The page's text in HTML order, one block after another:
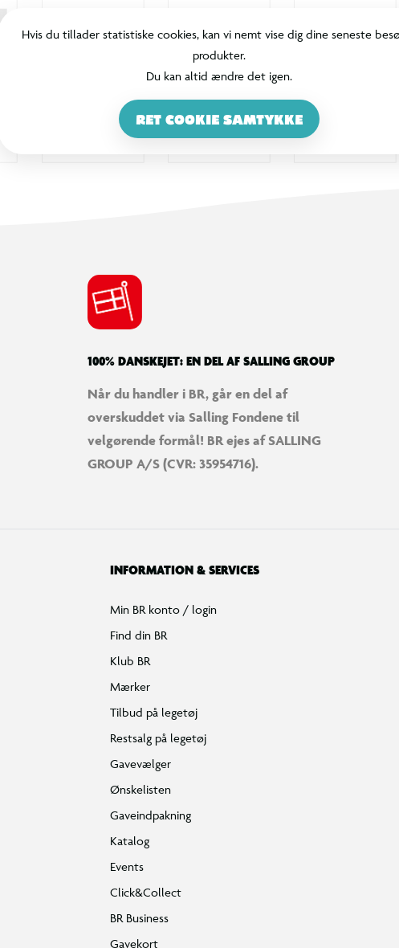
Hvis du tillader statistiske cookies, kan vi nemt vise dig dine seneste
produkter.
Du kan altid ændre det igen.
RET COOKIE SAMTYKKE
100% DANSKEJET: EN DEL AF SALLING GROUP
Når du handler i BR, går en del af
overskuddet via Salling Fondene til
velgørende formål! BR ejes af SALLING
GROUP A/S (CVR: 35954716).
INFORMATION & SERVICES
Min BR konto / login
Find din BR
Klub BR
Mærker
Tilbud på legetøj
Restsalg på legetøj
Gavevælger
Ønskelisten
Gaveindpakning
Katalog
Events
Click&Collect
BR Business
Gavekort